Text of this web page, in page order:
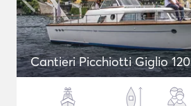
Cantieri Picchiotti Giglio 120